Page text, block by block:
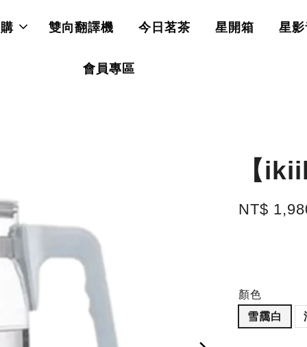
雙向翻譯機 今日茗茶 星開箱 星影
會員專區
【
NT$
顏色
雪靄白